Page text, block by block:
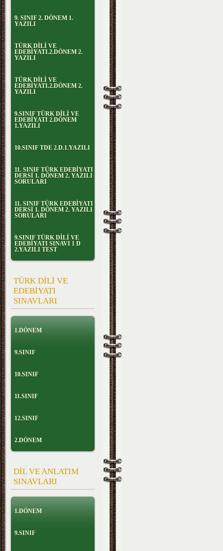
9. SINIF 2. DÖNEM 1.
YAZILI
TÜRK DİLİ VE
EDEBİYATI.2.DÖNEM 2.
YAZILI
TÜRK DİLİ VE
EDEBİYATI.2.DÖNEM 2.
YAZILI
9.SINIF TÜRK DİLİ VE
EDEBİYATI 2.DÖNEM
1.YAZILI
10.SINIF TDE 2.D.1.YAZILI
11. SINIF TÜRK EDEBİYATI
DERSİ 1. DÖNEM 2. YAZILI
SORULARI
11. SINIF TÜRK EDEBİYATI
DERSİ 1. DÖNEM 2. YAZILI
SORULARI
9.SINIF TÜRK DİLİ VE
EDEBİYATI SINAVI 1 D
2.YAZILI TEST
TÜRK DİLİ VE
EDEBİYATI
SINAVLARI
1.DÖNEM
9.SINIF
10.SINIF
11.SINIF
12.SINIF
2.DÖNEM
DİL VE ANLATIM
SINAVLARI
1.DÖNEM
9.SINIF